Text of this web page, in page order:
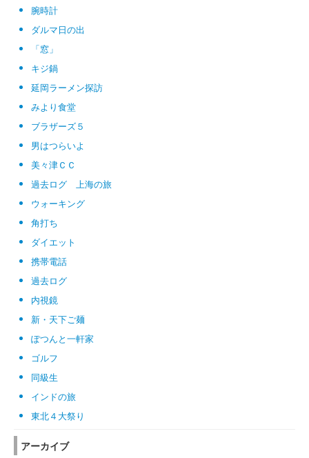
腕時計
ダルマ日の出
「窓」
キジ鍋
延岡ラーメン探訪
みより食堂
ブラザーズ５
男はつらいよ
美々津ＣＣ
過去ログ 上海の旅
ウォーキング
角打ち
ダイエット
携帯電話
過去ログ
内視鏡
新・天下ご麺
ぽつんと一軒家
ゴルフ
同級生
インドの旅
東北４大祭り
アーカイブ